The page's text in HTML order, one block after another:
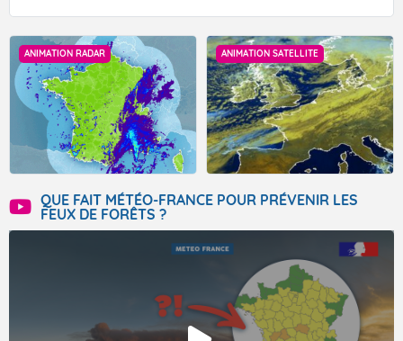
ANIMATION RADAR ANIMATION SATELLITE
QUE FAIT MÉTÉO-FRANCE POUR PRÉVENIR LES
FEUX DE FORÊTS ?